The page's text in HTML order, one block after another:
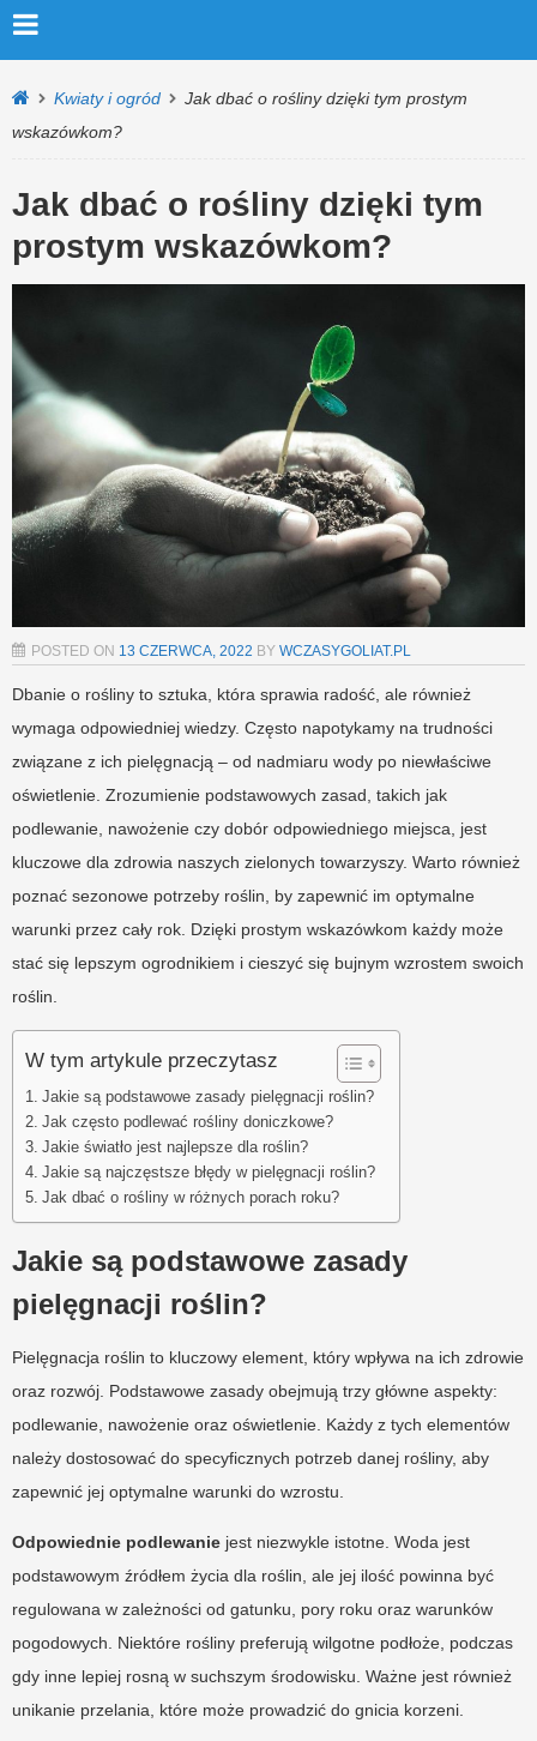
Kwiaty i ogród
Jak dbać o rośliny dzięki tym prostym
wskazówkom?
Jak dbać o rośliny dzięki tym
prostym wskazówkom?
POSTED ON 13 CZERWCA, 2022 BY WCZASYGOLIAT.PL
Dbanie o rośliny to sztuka, która sprawia radość, ale również
wymaga odpowiedniej wiedzy. Często napotykamy na trudności
związane z ich pielęgnacją – od nadmiaru wody po niewłaściwe
oświetlenie. Zrozumienie podstawowych zasad, takich jak
podlewanie, nawożenie czy dobór odpowiedniego miejsca, jest
kluczowe dla zdrowia naszych zielonych towarzyszy. Warto również
poznać sezonowe potrzeby roślin, by zapewnić im optymalne
warunki przez cały rok. Dzięki prostym wskazówkom każdy może
stać się lepszym ogrodnikiem i cieszyć się bujnym wzrostem swoich
roślin.
W tym artykule przeczytasz
Jakie są podstawowe zasady pielęgnacji roślin?
Jak często podlewać rośliny doniczkowe?
Jakie światło jest najlepsze dla roślin?
Jakie są najczęstsze błędy w pielęgnacji roślin?
Jak dbać o rośliny w różnych porach roku?
Jakie są podstawowe zasady
pielęgnacji roślin?
Pielęgnacja roślin to kluczowy element, który wpływa na ich zdrowie
oraz rozwój. Podstawowe zasady obejmują trzy główne aspekty:
podlewanie, nawożenie oraz oświetlenie. Każdy z tych elementów
należy dostosować do specyficznych potrzeb danej rośliny, aby
zapewnić jej optymalne warunki do wzrostu.
Odpowiednie podlewanie jest niezwykle istotne. Woda jest
podstawowym źródłem życia dla roślin, ale jej ilość powinna być
regulowana w zależności od gatunku, pory roku oraz warunków
pogodowych. Niektóre rośliny preferują wilgotne podłoże, podczas
gdy inne lepiej rosną w suchszym środowisku. Ważne jest również
unikanie przelania, które może prowadzić do gnicia korzeni.